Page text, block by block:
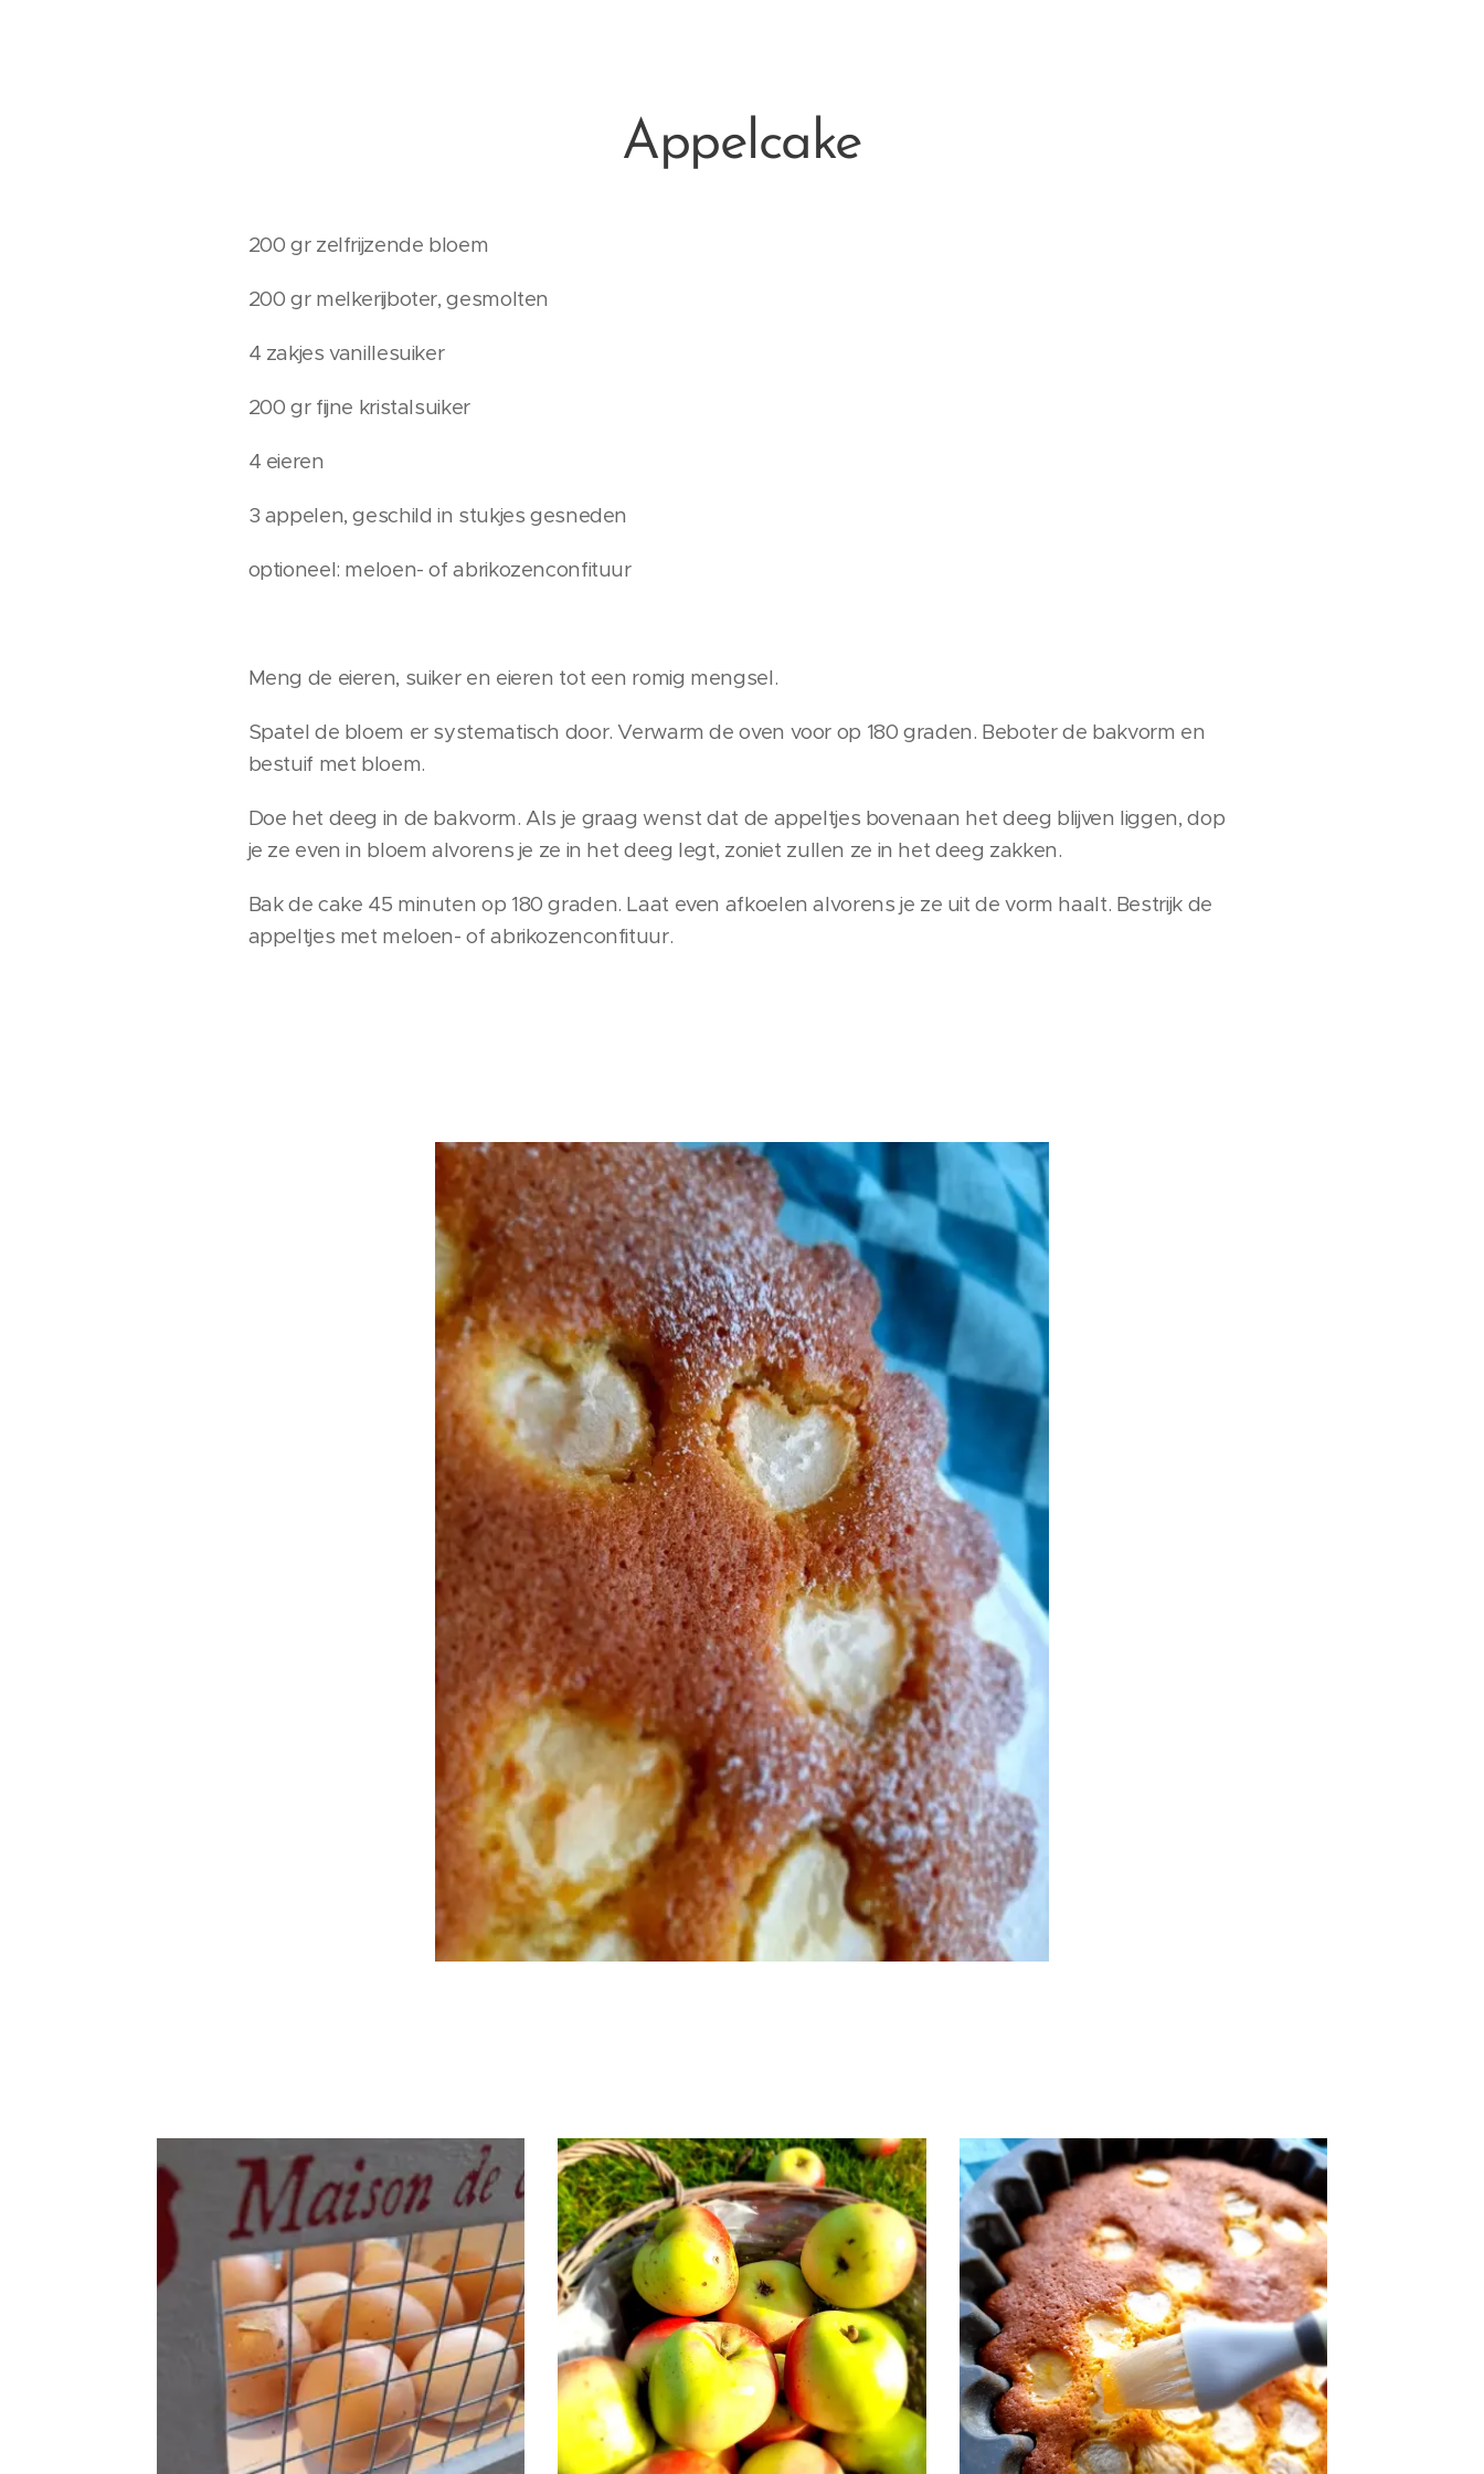
Appelcake
200 gr zelfrijzende bloem
200 gr melkerijboter, gesmolten
4 zakjes vanillesuiker
200 gr fijne kristalsuiker
4 eieren
3 appelen, geschild in stukjes gesneden
optioneel: meloen- of abrikozenconfituur
Meng de eieren, suiker en eieren tot een romig mengsel.
Spatel de bloem er systematisch door. Verwarm de oven voor op 180 graden. Beboter de bakvorm en
bestuif met bloem.
Doe het deeg in de bakvorm. Als je graag wenst dat de appeltjes bovenaan het deeg blijven liggen, dop
je ze even in bloem alvorens je ze in het deeg legt, zoniet zullen ze in het deeg zakken.
Bak de cake 45 minuten op 180 graden. Laat even afkoelen alvorens je ze uit de vorm haalt. Bestrijk de
appeltjes met meloen- of abrikozenconfituur.